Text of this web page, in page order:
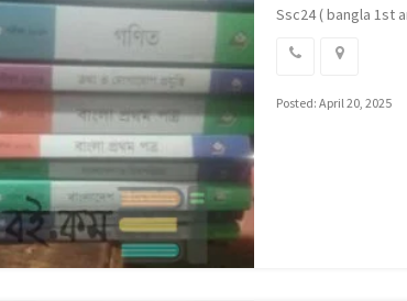
Ssc24 ( bangla 1st
Posted: April 20, 2025